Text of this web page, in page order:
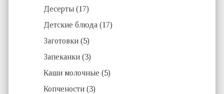
Десерты (17)
Детские блюда (17)
Заготовки (5)
Запеканки (3)
Каши молочные (5)
Копчености (3)